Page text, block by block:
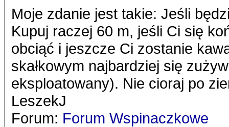
Moje zdanie jest takie: Jeśli
Kupuj raczej 60 m, jeśli Ci się
obciąć i jeszcze Ci zostanie
skałkowym najbardziej się
eksploatowany). Nie cioraj po
LeszekJ
Forum: Forum Wspinaczkowe